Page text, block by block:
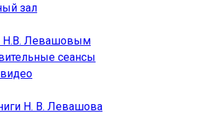
зал
Н.В. Левашовым
сеансы
Н. В. Левашова